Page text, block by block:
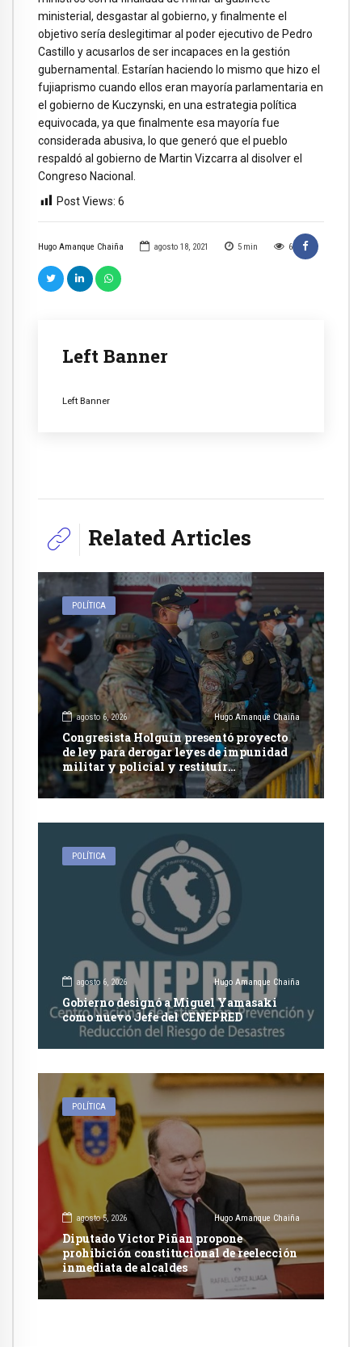
Hugo Amanque Chaiña agosto 18, 2021 5 min 6
Left Banner
Left Banner
ministerial, desgastar al gobierno, y finalmente el
objetivo sería deslegitimar al poder ejecutivo de Pedro
Castillo y acusarlos de ser incapaces en la gestión
gubernamental. Estarían haciendo lo mismo que hizo el
fujiaprismo cuando ellos eran mayoría parlamentaria en
el gobierno de Kuczynski, en una estrategia política
equivocada, ya que finalmente esa mayoría fue
considerada abusiva, lo que generó que el pueblo
respaldó al gobierno de Martin Vizcarra al disolver el
Congreso Nacional.
Post Views: 6
Related Articles
POLÍTICA
agosto 6, 2026 Hugo Amanque Chaiña
Congresista Holguín presentó proyecto
de ley para derogar leyes de impunidad
militar y policial y restituir
competencia de justicia ordinaria
POLÍTICA
agosto 6, 2026 Hugo Amanque Chaiña
Gobierno designó a Miguel Yamasaki
como nuevo Jefe del CENEPRED
POLÍTICA
agosto 5, 2026 Hugo Amanque Chaiña
Diputado Victor Piñan propone
prohibición constitucional de reelección
inmediata de alcaldes